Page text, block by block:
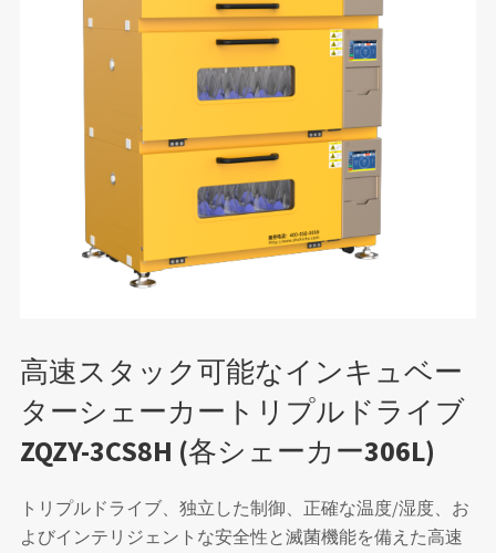
高速スタック可能なインキュベー
ターシェーカートリプルドライブ
ZQZY-3CS8H (各シェーカー306L)
トリプルドライブ、独立した制御、正確な温度/湿度、お
よびインテリジェントな安全性と滅菌機能を備えた高速